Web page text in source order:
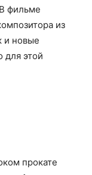
фильме
из
и новые
для этой
прокате